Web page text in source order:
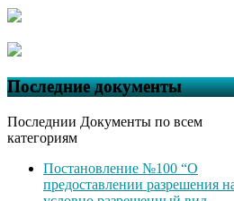
Последние документы
Последнии Документы по всем
категориям
Постановление №100 “О
предоставлении разрешения